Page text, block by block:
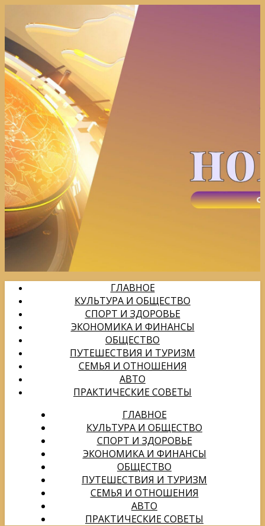
ГЛАВНОЕ
КУЛЬТУРА И ОБЩЕСТВО
СПОРТ И ЗДОРОВЬЕ
ЭКОНОМИКА И ФИНАНСЫ
ОБЩЕСТВО
ПУТЕШЕСТВИЯ И ТУРИЗМ
СЕМЬЯ И ОТНОШЕНИЯ
АВТО
ПРАКТИЧЕСКИЕ СОВЕТЫ
ГЛАВНОЕ
КУЛЬТУРА И ОБЩЕСТВО
СПОРТ И ЗДОРОВЬЕ
ЭКОНОМИКА И ФИНАНСЫ
ОБЩЕСТВО
ПУТЕШЕСТВИЯ И ТУРИЗМ
СЕМЬЯ И ОТНОШЕНИЯ
АВТО
ПРАКТИЧЕСКИЕ СОВЕТЫ